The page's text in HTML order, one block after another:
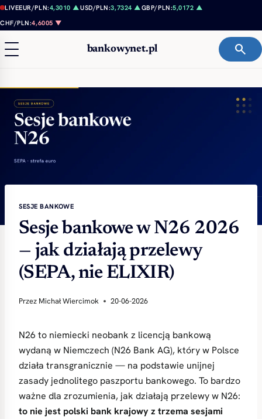
Przejdź do treści
LIVEEUR/PLN:4,3010 ▲USD/PLN:3,7324 ▲GBP/PLN:5,0172 ▲
CHF/PLN:4,6005 ▼
bankowynet.pl search
SESJE BANKOWE
Sesje bankowe w N26 2026
— jak działają przelewy
(SEPA, nie ELIXIR)
Przez Michał Wiercimok 20-06-2026
N26 to niemiecki neobank z licencją bankową
wydaną w Niemczech (N26 Bank AG), który w Polsce
działa transgranicznie — na podstawie unijnej
zasady jednolitego paszportu bankowego. To bardzo
ważne dla zrozumienia, jak działają przelewy w N26:
to nie jest polski bank krajowy z trzema sesjami